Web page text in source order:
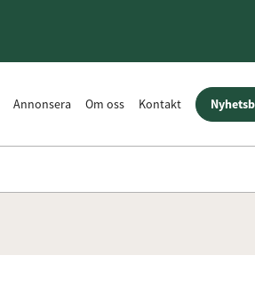
Annonsera Om oss Kontakt